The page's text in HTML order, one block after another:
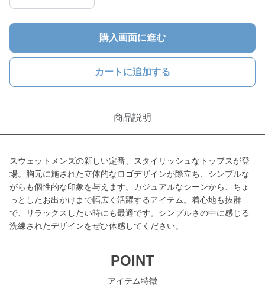
購入画面に進む
カートに追加する
商品説明
スウェットメンズの新しい定番、スタイリッシュなトップスが登
場。胸元に施された立体的なロゴデザインが際立ち、シンプルな
がらも個性的な印象を与えます。カジュアルなシーンから、ちょ
っとしたお出かけまで幅広く活躍するアイテム。着心地も抜群
で、リラックスしたい時にも最適です。シンプルさの中に感じる
洗練されたデザインをぜひ体感してください。
POINT
アイテム特徴